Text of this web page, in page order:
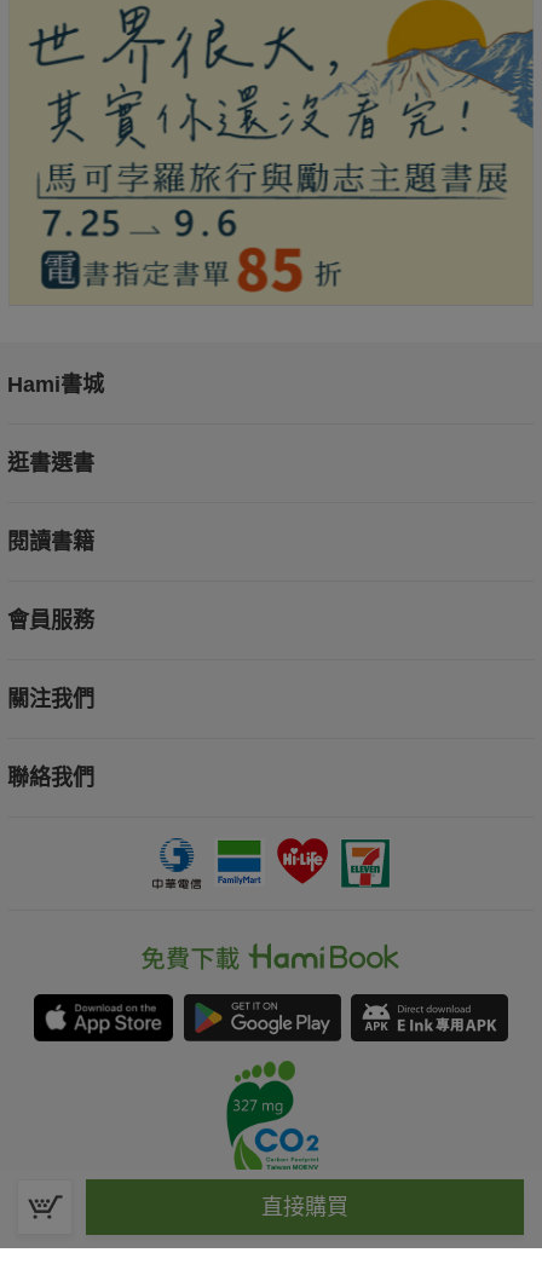
直接購買
Hami書城
逛書選書
閱讀書籍
會員服務
關注我們
聯絡我們
春水堂科技娛樂股份有限公司(統一編號：70476915)